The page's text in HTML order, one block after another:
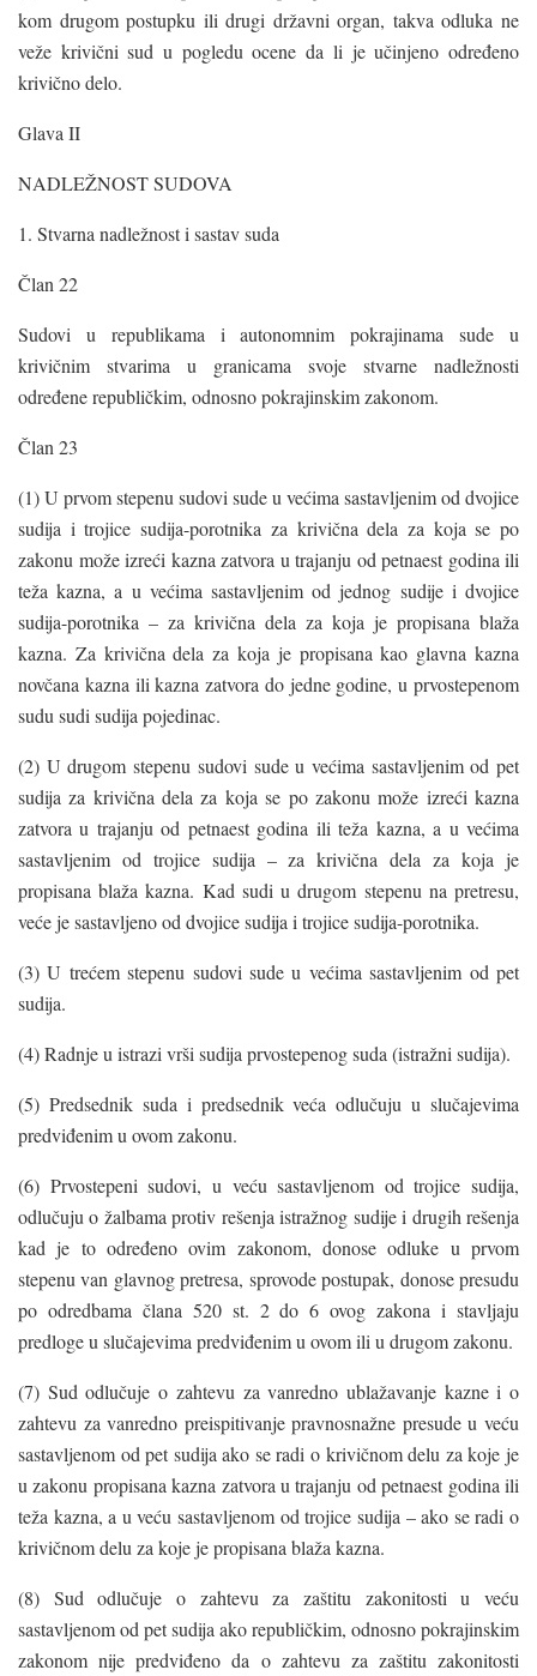
kom drugom postupku ili drugi državni organ, takva odluka ne
veže krivični sud u pogledu ocene da li je učinjeno određeno
krivično delo.
Glava II
NADLEŽNOST SUDOVA
1. Stvarna nadležnost i sastav suda
Član 22
Sudovi u republikama i autonomnim pokrajinama sude u
krivičnim stvarima u granicama svoje stvarne nadležnosti
određene republičkim, odnosno pokrajinskim zakonom.
Član 23
(1) U prvom stepenu sudovi sude u većima sastavljenim od dvojice
sudija i trojice sudija-porotnika za krivična dela za koja se po
zakonu može izreći kazna zatvora u trajanju od petnaest godina ili
teža kazna, a u većima sastavljenim od jednog sudije i dvojice
sudija-porotnika – za krivična dela za koja je propisana blaža
kazna. Za krivična dela za koja je propisana kao glavna kazna
novčana kazna ili kazna zatvora do jedne godine, u prvostepenom
sudu sudi sudija pojedinac.
(2) U drugom stepenu sudovi sude u većima sastavljenim od pet
sudija za krivična dela za koja se po zakonu može izreći kazna
zatvora u trajanju od petnaest godina ili teža kazna, a u većima
sastavljenim od trojice sudija – za krivična dela za koja je
propisana blaža kazna. Kad sudi u drugom stepenu na pretresu,
veće je sastavljeno od dvojice sudija i trojice sudija-porotnika.
(3) U trećem stepenu sudovi sude u većima sastavljenim od pet
sudija.
(4) Radnje u istrazi vrši sudija prvostepenog suda (istražni sudija).
(5) Predsednik suda i predsednik veća odlučuju u slučajevima
predviđenim u ovom zakonu.
(6) Prvostepeni sudovi, u veću sastavljenom od trojice sudija,
odlučuju o žalbama protiv rešenja istražnog sudije i drugih rešenja
kad je to određeno ovim zakonom, donose odluke u prvom
stepenu van glavnog pretresa, sprovode postupak, donose presudu
po odredbama člana 520 st. 2 do 6 ovog zakona i stavljaju
predloge u slučajevima predviđenim u ovom ili u drugom zakonu.
(7) Sud odlučuje o zahtevu za vanredno ublažavanje kazne i o
zahtevu za vanredno preispitivanje pravnosnažne presude u veću
sastavljenom od pet sudija ako se radi o krivičnom delu za koje je
u zakonu propisana kazna zatvora u trajanju od petnaest godina ili
teža kazna, a u veću sastavljenom od trojice sudija – ako se radi o
krivičnom delu za koje je propisana blaža kazna.
(8) Sud odlučuje o zahtevu za zaštitu zakonitosti u veću
sastavljenom od pet sudija ako republičkim, odnosno pokrajinskim
zakonom nije predviđeno da o zahtevu za zaštitu zakonitosti